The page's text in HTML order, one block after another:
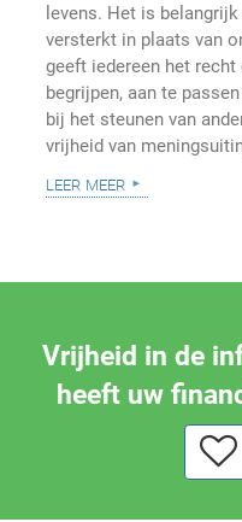
levens. Het is
versterkt in plaats van
geeft iedereen het
begrijpen, aan te
bij het steunen van
vrijheid van
leer meer
Vrijheid in de
heeft uw